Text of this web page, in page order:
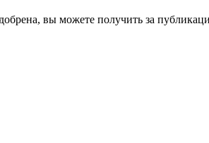
вы можете получить за